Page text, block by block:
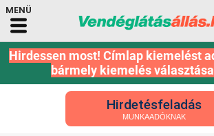
Hirdessen most! Címlap kiemelést
bármely kiemelés
Hirdetésfeladás
MUNKAADÓKNAK